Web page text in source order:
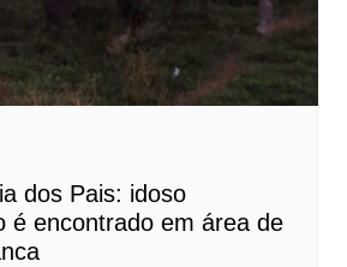
dos Pais: idoso
é encontrado em área de